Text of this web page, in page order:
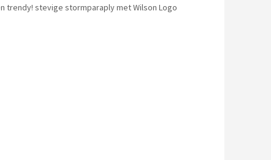
trendy! stevige stormparaply met Wilson Logo